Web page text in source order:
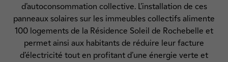
d’autoconsommation collective. L’installation de ces
panneaux solaires sur les immeubles collectifs alimente
100 logements de la Résidence Soleil de Rochebelle et
permet ainsi aux habitants de réduire leur facture
d’électricité tout en profitant d’une énergie verte et